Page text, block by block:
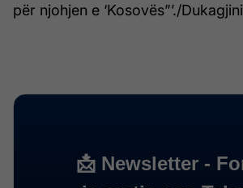
për njohjen e ‘Kosovës”’./Dukagjini